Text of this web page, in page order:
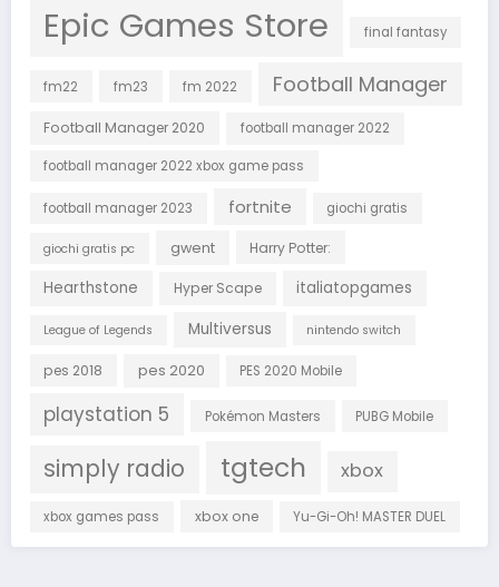
Epic Games Store final fantasy
fm22 fm23 fm 2022 Football Manager
Football Manager 2020 football manager 2022
football manager 2022 xbox game pass
football manager 2023 fortnite giochi gratis
giochi gratis pc gwent Harry Potter:
Hearthstone Hyper Scape italiatopgames
League of Legends Multiversus nintendo switch
pes 2018 pes 2020 PES 2020 Mobile
playstation 5 Pokémon Masters PUBG Mobile
simply radio tgtech xbox
xbox games pass xbox one Yu-Gi-Oh! MASTER DUEL